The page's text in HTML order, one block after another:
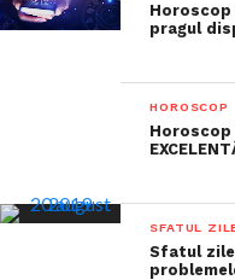
Horoscop
pragul
HOROSCOP
Horoscop
SFATUL
Sfatul